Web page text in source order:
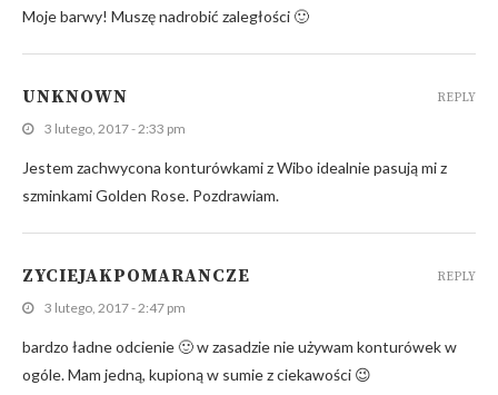
Moje barwy! Muszę nadrobić zaległości 🙂
UNKNOWN
3 lutego, 2017 - 2:33 pm
Jestem zachwycona konturówkami z Wibo idealnie pasują mi z
szminkami Golden Rose. Pozdrawiam.
REPLY
ZYCIEJAKPOMARANCZE
3 lutego, 2017 - 2:47 pm
bardzo ładne odcienie 🙂 w zasadzie nie używam konturówek w
ogóle. Mam jedną, kupioną w sumie z ciekawości 😉
REPLY